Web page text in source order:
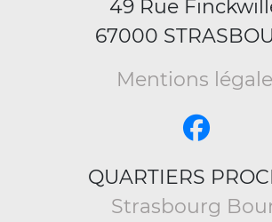
49 Rue
67000
Mentions
QUARTIERS
Strasbourg